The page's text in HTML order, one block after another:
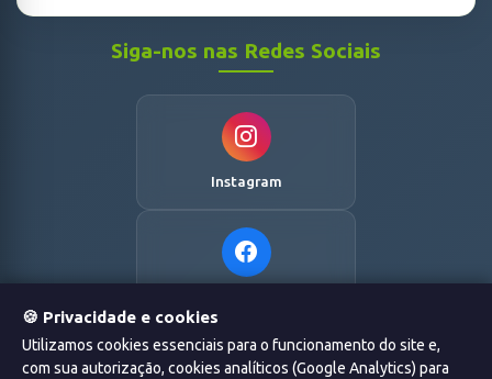
Siga-nos nas Redes Sociais
Instagram
🍪 Privacidade e cookies
Utilizamos cookies essenciais para o funcionamento do site e,
com sua autorização, cookies analíticos (Google Analytics) para